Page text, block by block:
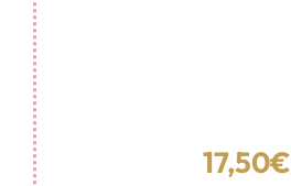
17,50€